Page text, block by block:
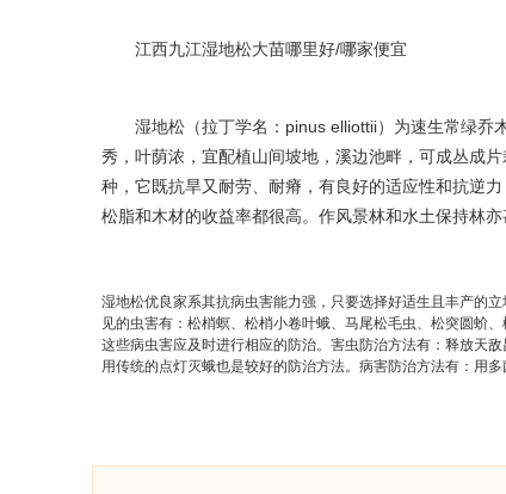
江西九江湿地松大苗哪里好/哪家便宜
湿地松（拉丁学名：pinus elliottii）为速生常绿乔
秀，叶荫浓，宜配植山间坡地，溪边池畔，可成丛成片
种，它既抗旱又耐劳、耐瘠，有良好的适应性和抗逆
松脂和木材的收益率都很高。作风景林和水土保持林亦
湿地松优良家系其抗病虫害能力强，只要选择好适生且丰产的
见的虫害有：松梢螟、松梢小卷叶蛾、马尾松毛虫、松突圆蚧
这些病虫害应及时进行相应的防治。害虫防治方法有：释放天
用传统的点灯灭蛾也是较好的防治方法。病害防治方法有：用